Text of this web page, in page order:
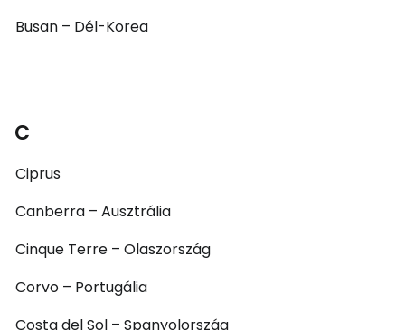
Busan – Dél-Korea
C
Ciprus
Canberra – Ausztrália
Cinque Terre – Olaszország
Corvo – Portugália
Costa del Sol – Spanyolország